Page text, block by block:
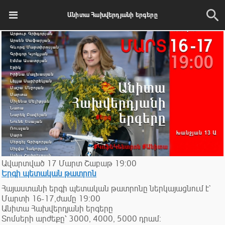
Անիտա Հախվերդյանի երգերը
Ավարտված 17 Մարտ Շաբաթ 19:00
Երգի պետական թատրոն
Հայաստանի երգի պետական թատրոնը ներկայացնում է`
Մարտի 16-17,ժամը 19:00
Անիտա Հախվերդյանի երգերը
Տոմսերի արժեքը՝ 3000, 4000, 5000 դրամ: